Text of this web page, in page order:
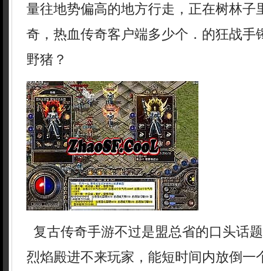
量往地势偏高的地方行走，正在树林子
奇，热血传奇客户端多少个．的狂战手
野猪？
复古传奇手游不过是盟总省的口头话
烈焰殿进不来玩家，能短时间内放倒一